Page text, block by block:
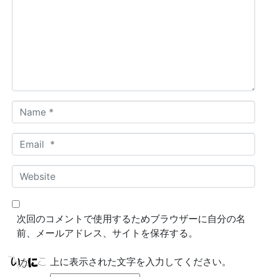
a
m
*
m
a
*
W
e
b
e
次回のコメントで使用するためブラウザーに自分の名
前、メールアドレス、サイトを保存する。
上に表示された文字を入力してください。